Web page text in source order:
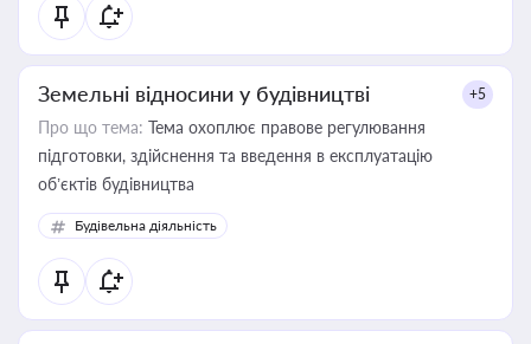
Земельні відносини у будівництві +5
Про що тема: Тема охоплює правове регулювання
підготовки, здійснення та введення в експлуатацію
об’єктів будівництва
Будівельна діяльність